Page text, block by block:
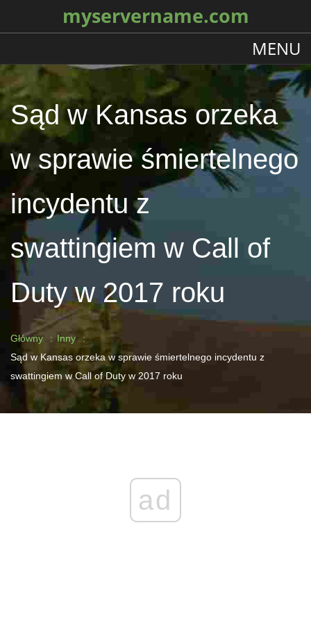
myservername.com
MENU
Sąd w Kansas orzeka
w sprawie śmiertelnego
incydentu z
swattingiem w Call of
Duty w 2017 roku
Główny
Inny
Sąd w Kansas orzeka w sprawie śmiertelnego incydentu z
swattingiem w Call of Duty w 2017 roku
ad